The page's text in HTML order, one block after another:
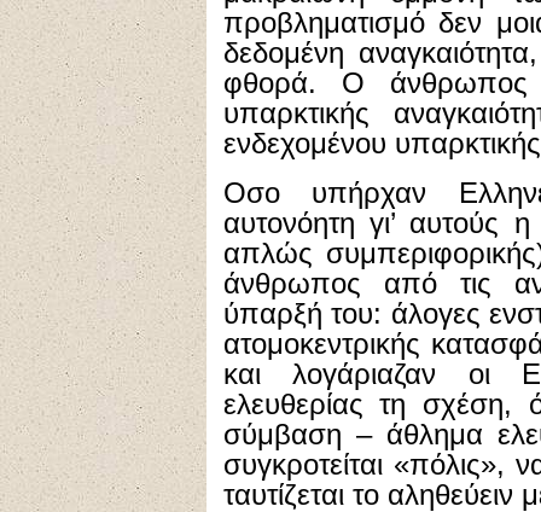
προβληματισμό δεν
δεδομένη
φθορά. O άνθρωπος
υπαρκτικής
ενδεχομένου
Oσο υπήρχαν
αυτονόητη γι’ αυτούς
απλώς
άνθρωπος από τις
ύπαρξή του: άλογες
ατομοκεντρικής
και λογάριαζαν οι
ελευθερίας τη σχέση,
σύμβαση – άθλημα
συγκροτείται «πόλις»,
ταυτίζεται το αληθεύειν